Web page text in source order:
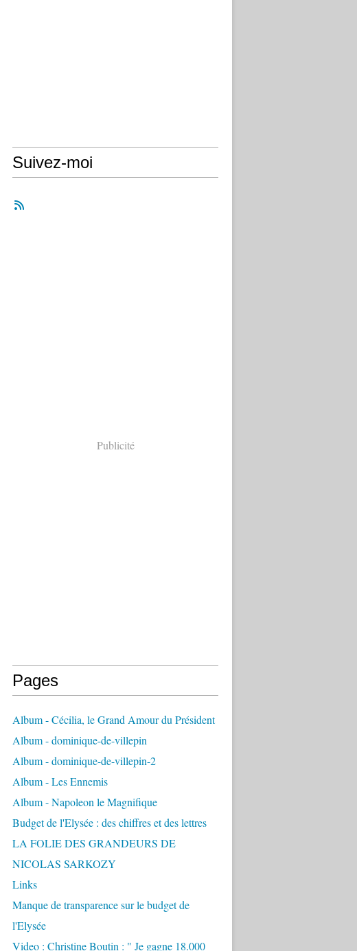
Suivez-moi
Publicité
Pages
Album - Cécilia, le Grand Amour du Président
Album - dominique-de-villepin
Album - dominique-de-villepin-2
Album - Les Ennemis
Album - Napoleon le Magnifique
Budget de l'Elysée : des chiffres et des lettres
LA FOLIE DES GRANDEURS DE
NICOLAS SARKOZY
Links
Manque de transparence sur le budget de
l'Elysée
Video : Christine Boutin : " Je gagne 18.000